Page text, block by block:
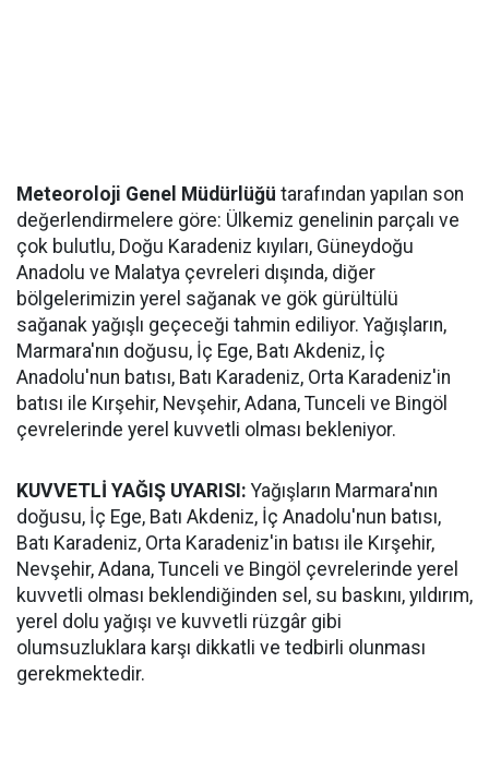
Meteoroloji Genel Müdürlüğü tarafından yapılan son
değerlendirmelere göre: Ülkemiz genelinin parçalı ve
çok bulutlu, Doğu Karadeniz kıyıları, Güneydoğu
Anadolu ve Malatya çevreleri dışında, diğer
bölgelerimizin yerel sağanak ve gök gürültülü
sağanak yağışlı geçeceği tahmin ediliyor. Yağışların,
Marmara'nın doğusu, İç Ege, Batı Akdeniz, İç
Anadolu'nun batısı, Batı Karadeniz, Orta Karadeniz'in
batısı ile Kırşehir, Nevşehir, Adana, Tunceli ve Bingöl
çevrelerinde yerel kuvvetli olması bekleniyor.
KUVVETLİ YAĞIŞ UYARISI: Yağışların Marmara'nın
doğusu, İç Ege, Batı Akdeniz, İç Anadolu'nun batısı,
Batı Karadeniz, Orta Karadeniz'in batısı ile Kırşehir,
Nevşehir, Adana, Tunceli ve Bingöl çevrelerinde yerel
kuvvetli olması beklendiğinden sel, su baskını, yıldırım,
yerel dolu yağışı ve kuvvetli rüzgâr gibi
olumsuzluklara karşı dikkatli ve tedbirli olunması
gerekmektedir.